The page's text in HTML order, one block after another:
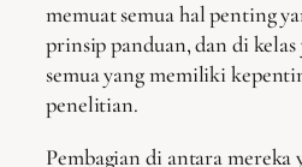
memuat semua hal penting
prinsip panduan, dan di
semua yang memiliki
penelitian.
Pembagian di antara mereka